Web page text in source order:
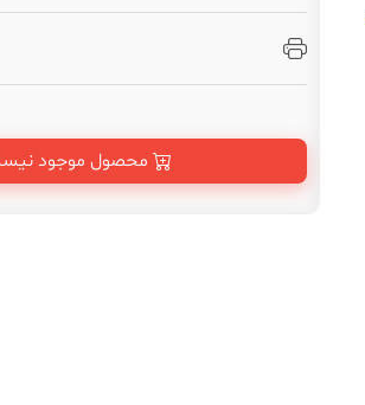
محصول موجود نیست